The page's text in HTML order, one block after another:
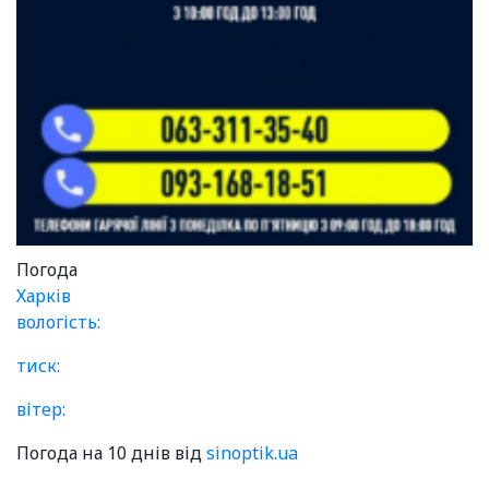
Погода
Харків
вологість:
тиск:
вітер:
Погода на 10 днів відsinoptik.ua